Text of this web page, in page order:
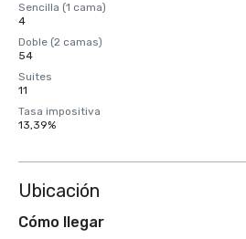
Sencilla (1 cama)
4
Doble (2 camas)
54
Suites
11
Tasa impositiva
13,39%
Ubicación
Cómo llegar